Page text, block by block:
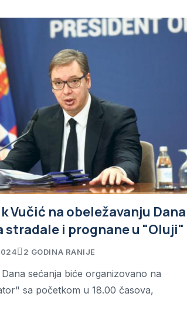
Vučić na obeležavanju Dana
stradale i prognane u "Oluji"
2 GODINA RANIJE
sećanja biće organizovano na
sa početkom u 18.00 časova,